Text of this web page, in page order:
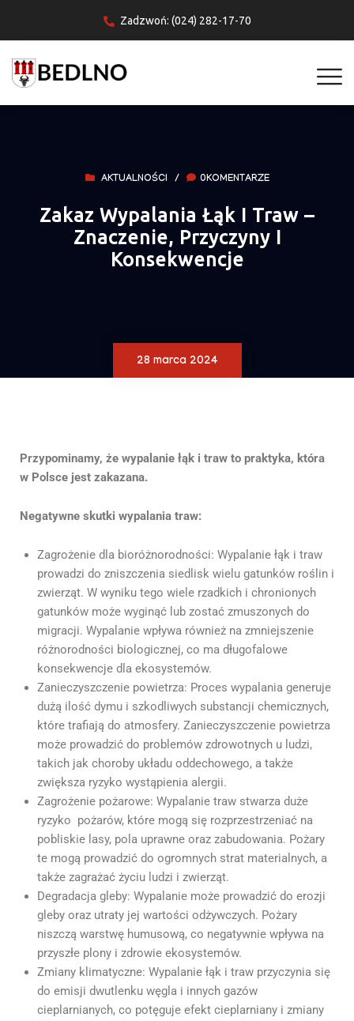
Zadzwoń: (024) 282-17-70
AKTUALNOŚCI / 0KOMENTARZE
Zakaz Wypalania Łąk I Traw –
Znaczenie, Przyczyny I
Konsekwencje
28 marca 2024
Przypominamy, że wypalanie łąk i traw to praktyka, która
w Polsce jest zakazana.
Negatywne skutki wypalania traw:
Zagrożenie dla bioróżnorodności: Wypalanie łąk i traw
prowadzi do zniszczenia siedlisk wielu gatunków roślin i
zwierząt. W wyniku tego wiele rzadkich i chronionych
gatunków może wyginąć lub zostać zmuszonych do
migracji. Wypalanie wpływa również na zmniejszenie
różnorodności biologicznej, co ma długofalowe
konsekwencje dla ekosystemów.
Zanieczyszczenie powietrza: Proces wypalania generuje
dużą ilość dymu i szkodliwych substancji chemicznych,
które trafiają do atmosfery. Zanieczyszczenie powietrza
może prowadzić do problemów zdrowotnych u ludzi,
takich jak choroby układu oddechowego, a także
zwiększa ryzyko wystąpienia alergii.
Zagrożenie pożarowe: Wypalanie traw stwarza duże
ryzyko pożarów, które mogą się rozprzestrzeniać na
pobliskie lasy, pola uprawne oraz zabudowania. Pożary
te mogą prowadzić do ogromnych strat materialnych, a
także zagrażać życiu ludzi i zwierząt.
Degradacja gleby: Wypalanie może prowadzić do erozji
gleby oraz utraty jej wartości odżywczych. Pożary
niszczą warstwę humusową, co negatywnie wpływa na
przyszłe plony i zdrowie ekosystemów.
Zmiany klimatyczne: Wypalanie łąk i traw przyczynia się
do emisji dwutlenku węgla i innych gazów
cieplarnianych, co potęguje efekt cieplarniany i zmiany